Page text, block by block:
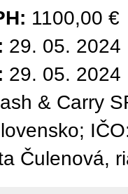
1100,00 €
29. 05. 2024
29. 05. 2024
& Carry
Čulenová,